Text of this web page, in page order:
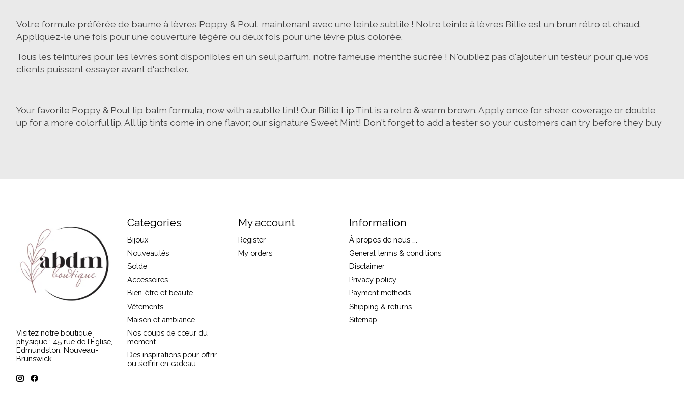
Votre formule préférée de baume à lèvres Poppy & Pout, maintenant avec une teinte subtile ! Notre teinte à lèvres Billie est un brun rétro et chaud.
Appliquez-le une fois pour une couverture légère ou deux fois pour une lèvre plus colorée.
Tous les teintures pour les lèvres sont disponibles en un seul parfum, notre fameuse menthe sucrée ! N'oubliez pas d'ajouter un testeur pour que vos
clients puissent essayer avant d'acheter.
Your favorite Poppy & Pout lip balm formula, now with a subtle tint! Our Billie Lip Tint is a retro & warm brown. Apply once for sheer coverage or double
up for a more colorful lip. All lip tints come in one flavor; our signature Sweet Mint! Don't forget to add a tester so your customers can try before they buy
Visitez notre boutique
physique : 45 rue de l’Église,
Edmundston, Nouveau-
Brunswick
Categories
Bijoux
Nouveautés
Solde
Accessoires
Bien-être et beauté
Vêtements
Maison et ambiance
Nos coups de cœur du
moment
Des inspirations pour offrir
ou s’offrir en cadeau
My account
Register
My orders
Information
À propos de nous ….
General terms & conditions
Disclaimer
Privacy policy
Payment methods
Shipping & returns
Sitemap